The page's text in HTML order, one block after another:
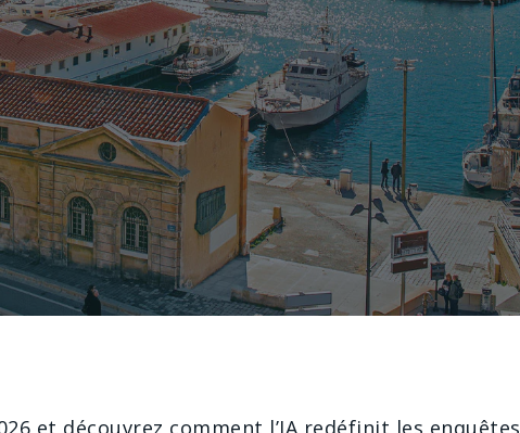
et découvrez comment l’IA redéfinit les